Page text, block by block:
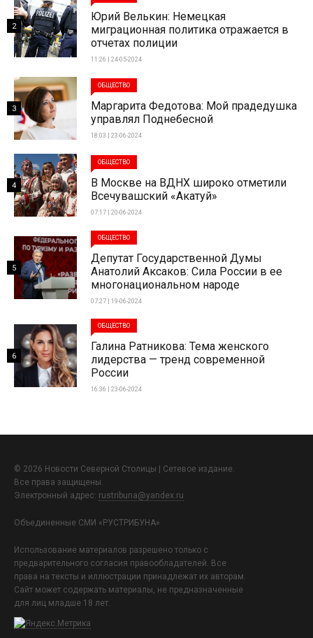
Юрий Велькин: Немецкая
миграционная политика отражается в
отчетах полиции
11:26 | 24-05-2024
2
ОБЩЕСТВО
Маргарита Федотова: Мой прадедушка
управлял Поднебесной
18:03 | 23-06-2024
3
ОБЩЕСТВО
В Москве на ВДНХ широко отметили
Всечувашский «Акатуй»
07:17 | 20-06-2024
4
ОБЩЕСТВО
Депутат Государственной Думы
Анатолий Аксаков: Сила России в ее
многонациональном народе
07:27 | 19-06-2024
5
ОБЩЕСТВО
Галина Ратникова: Тема женского
лидерства — тренд современной
России
16:36 | 23-06-2024
6
© 2026 Новости Северной Столицы | Сетевое издание.
Все права защищены.
Электронный адрес: rustribuna@yandex.ru
Объединенные СМИ «РУСТРИБУНА»
Использование материалов разрешено только с
предварительного согласия правообладателей. Все
права на тексты и иллюстрации принадлежат их авторам.
Сайт может содержать материалы, не предназначенные
для лиц младше 18 лет.